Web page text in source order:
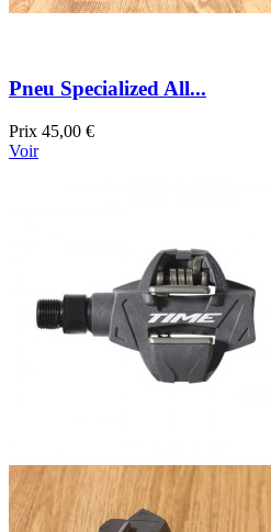
Pneu Specialized All...
Prix 45,00 €
Voir